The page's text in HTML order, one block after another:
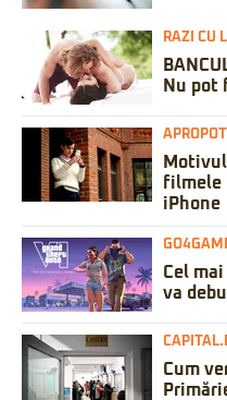
RAZI CU
Nu pot
filmele
iPhone
Cel
va
Cum